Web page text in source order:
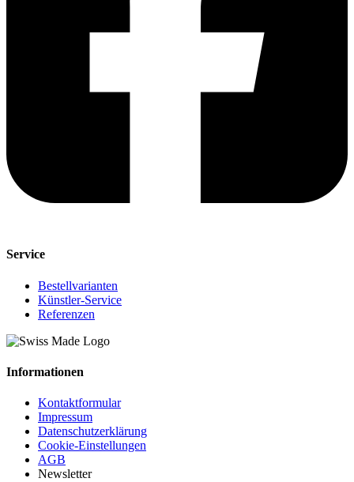
Service
Bestellvarianten
Künstler-Service
Referenzen
Informationen
Kontaktformular
Impressum
Datenschutzerklärung
Cookie-Einstellungen
AGB
Newsletter